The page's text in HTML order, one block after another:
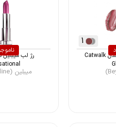
1
رژ لب جامد بی یو مدل Catwalk
میبلین (Maybelline)